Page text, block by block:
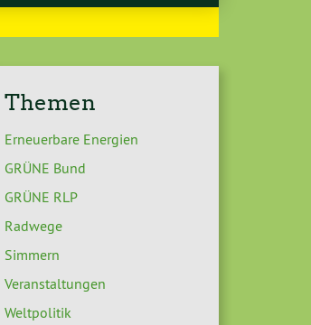
Themen
Erneuerbare Energien
GRÜNE Bund
GRÜNE RLP
Radwege
Simmern
Veranstaltungen
Weltpolitik